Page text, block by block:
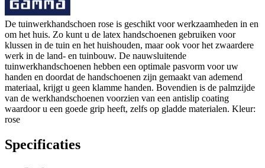
De tuinwerkhandschoen rose is geschikt voor werkzaamheden in en
om het huis. Zo kunt u de latex handschoenen gebruiken voor
klussen in de tuin en het huishouden, maar ook voor het zwaardere
werk in de land- en tuinbouw. De nauwsluitende
tuinwerkhandschoenen hebben een optimale pasvorm voor uw
handen en doordat de handschoenen zijn gemaakt van ademend
materiaal, krijgt u geen klamme handen. Bovendien is de palmzijde
van de werkhandschoenen voorzien van een antislip coating
waardoor u een goede grip heeft, zelfs op gladde materialen. Kleur:
rose
Specificaties